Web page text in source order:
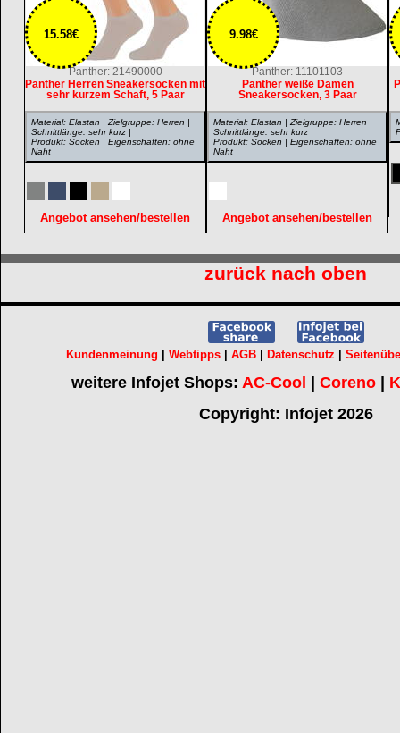
Panther: 11101103
9.98€
Panther weiße Damen
Sneakersocken, 3 Paar
Material: Elastan | Zielgruppe: Herren |
Schnittlänge: sehr kurz |
Produkt: Socken | Eigenschaften: ohne
Naht
Angebot ansehen/bestellen
Panther: 21490000
15.58€
Panther Herren Sneakersocken mit
sehr kurzem Schaft, 5 Paar
Material: Elastan | Zielgruppe: Herren |
Schnittlänge: sehr kurz |
Produkt: Socken | Eigenschaften: ohne
Naht
Angebot ansehen/bestellen
zurück nach oben
Kundenmeinung Webtipps AGB Datenschutz
weitere Infojet Shops: AC-Cool | Coreno |
Copyright: Infojet 2026